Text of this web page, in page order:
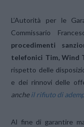
L’Autorità per le
Commissario
procedimenti
telefonici Tim, Wind
rispetto delle
e dei rinnovi delle
ancheil rifiuto di
Al fine di garantire